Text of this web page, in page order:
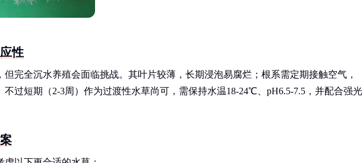
性
完全沉水养殖会面临挑战。其叶片较薄，长期浸泡易腐烂；根系需定期接触空气，
过短期（2-3周）作为过渡性水草尚可，需保持水温18-24℃、pH6.5-7.5，并配合强光